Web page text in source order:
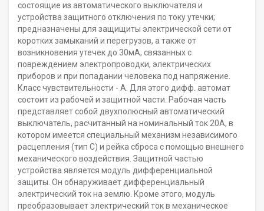
состоящие из автоматического выключателя и
устройства защитного отключения по току утечки;
предназначены для защищиты электрической сети от
коротких замыканий и перегрузов, а также от
возникновения утечек до 30мА, связанных с
повреждением электропроводки, электрических
приборов и при попадании человека под напряжение.
Класс чувствительности - А. Для этого дифф. автомат
состоит из рабочей и защитной части. Рабочая часть
представляет собой двухполюсный автоматический
выключатель, расчитанный на номинальный ток 20А, в
котором имеется специальный механизм независимого
расцепления (тип С) и рейка сброса с помощью внешнего
механического воздействия. Защитной частью
устройства является модуль дифференциальной
защиты. Он обнаруживает дифференциальный
электрический ток на землю. Кроме этого, модуль
преобразовывает электрический ток в механическое